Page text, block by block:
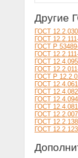
Другие
ГОСТ
ГОСТ
ГОСТ Р
ГОСТ
ГОСТ
ГОСТ
ГОСТ Р
ГОСТ
ГОСТ
ГОСТ
ГОСТ
ГОСТ
ГОСТ
ГОСТ